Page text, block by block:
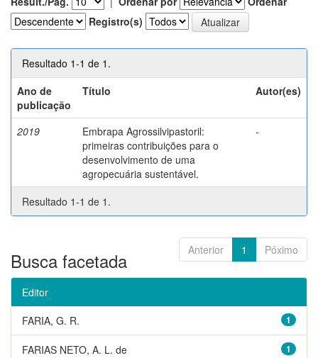
Registro(s)
Resultado 1-1 de 1.
Ano de
publicação
Título Autor(es)
2019
Embrapa Agrossilvipastoril:
primeiras contribuições para o
desenvolvimento de uma
agropecuária sustentável.
-
Resultado 1-1 de 1.
Anterior 1 Póximo
Busca facetada
Editor
1
FARIA, G. R.
1
FARIAS NETO, A. L. de